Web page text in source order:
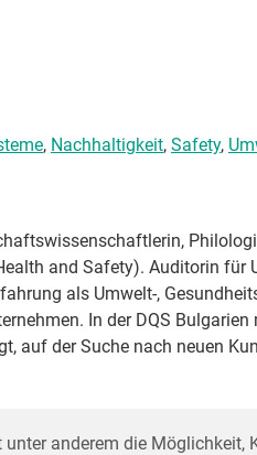
, Nachhaltigkeit, Safety,
and Safety). Auditorin für
als Umwelt-,
In der DQS Bulgarien
auf der Suche nach neuen
anderem die Möglichkeit,